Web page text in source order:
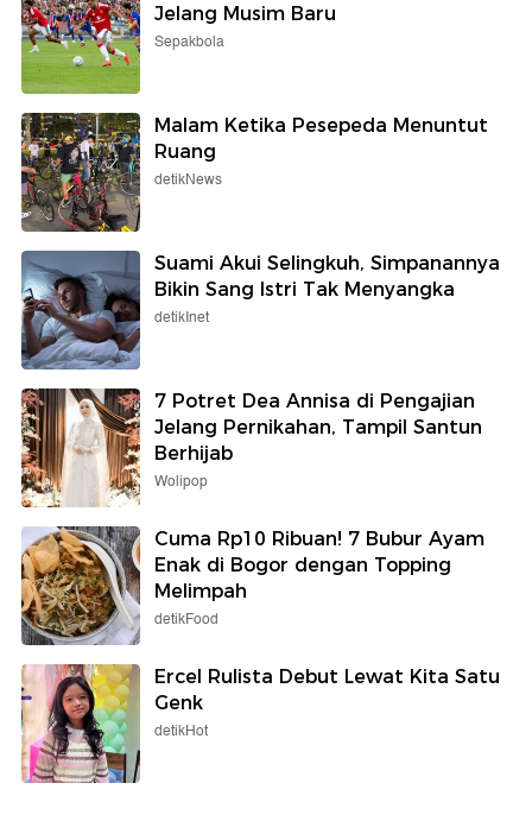
Jelang Musim Baru
Sepakbola
Malam Ketika Pesepeda Menuntut
Ruang
detikNews
Suami Akui Selingkuh, Simpanannya
Bikin Sang Istri Tak Menyangka
detikInet
7 Potret Dea Annisa di Pengajian
Jelang Pernikahan, Tampil Santun
Berhijab
Wolipop
Cuma Rp10 Ribuan! 7 Bubur Ayam
Enak di Bogor dengan Topping
Melimpah
detikFood
Ercel Rulista Debut Lewat Kita Satu
Genk
detikHot